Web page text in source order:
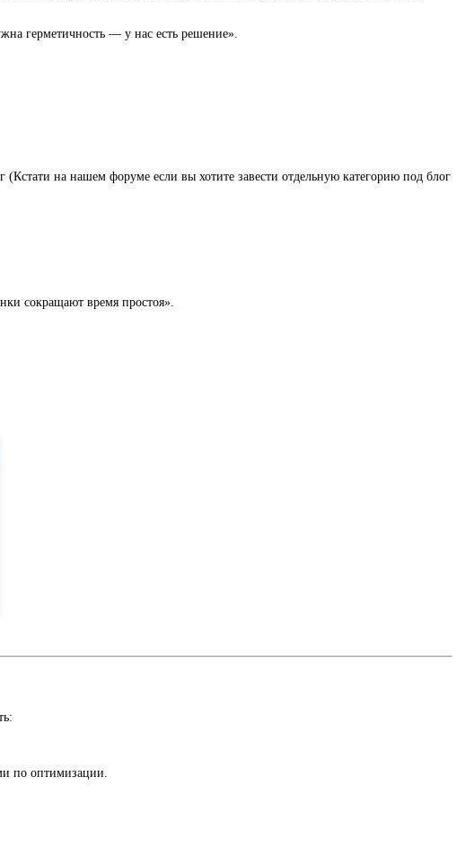
герметичность — у нас есть решение».
(Кстати на нашем форуме если вы хотите завести отдельную категорию под блог
сокращают время простоя».
по оптимизации.